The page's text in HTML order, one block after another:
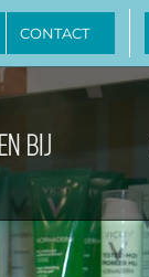
CONTACT
BIJ